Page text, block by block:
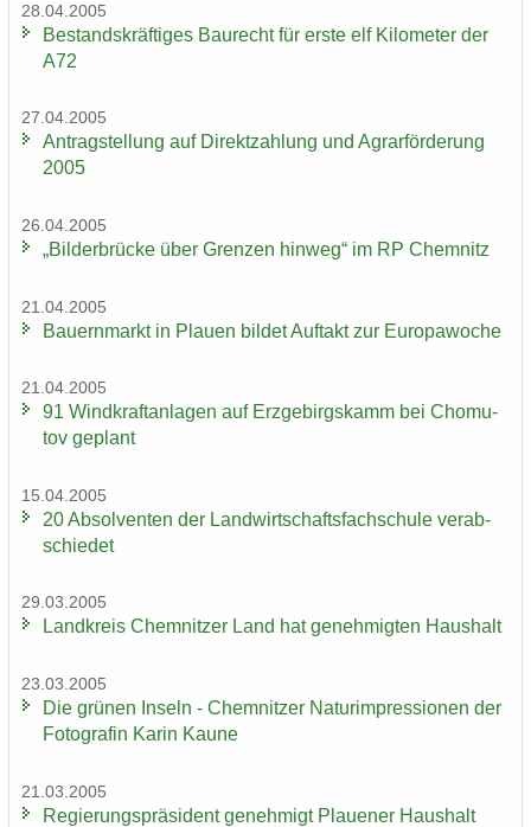
28.04.2005
Be­stands­kräf­ti­ges Bau­recht für erste elf Ki­lo­me­ter der
A72
27.04.2005
An­trag­stel­lung auf Di­rekt­zah­lung und Agrar­för­de­rung
2005
26.04.2005
„Bil­der­brü­cke über Gren­zen hin­weg“ im RP Chem­nitz
21.04.2005
Bau­ern­markt in Plau­en bil­det Auf­takt zur Eu­ro­pa­wo­che
21.04.2005
91 Wind­kraft­an­la­gen auf Erz­ge­birgs­kamm bei Chomu­
tov ge­plant
15.04.2005
20 Ab­sol­ven­ten der Land­wirt­schafts­fach­schu­le ver­ab­
schie­det
29.03.2005
Land­kreis Chem­nit­zer Land hat ge­neh­mig­ten Haus­halt
23.03.2005
Die grü­nen In­seln - Chem­nit­zer Na­turim­pres­sio­nen der
Fo­to­gra­fin Karin Kaune
21.03.2005
Re­gie­rungs­prä­si­dent ge­neh­migt Plaue­ner Haus­halt